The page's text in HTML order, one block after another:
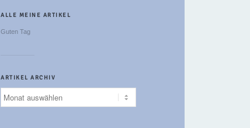
ALLE MEINE ARTIKEL
Guten Tag
ARTIKEL ARCHIV
Artikel
Archiv